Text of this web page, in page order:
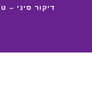
דיקור סיני –